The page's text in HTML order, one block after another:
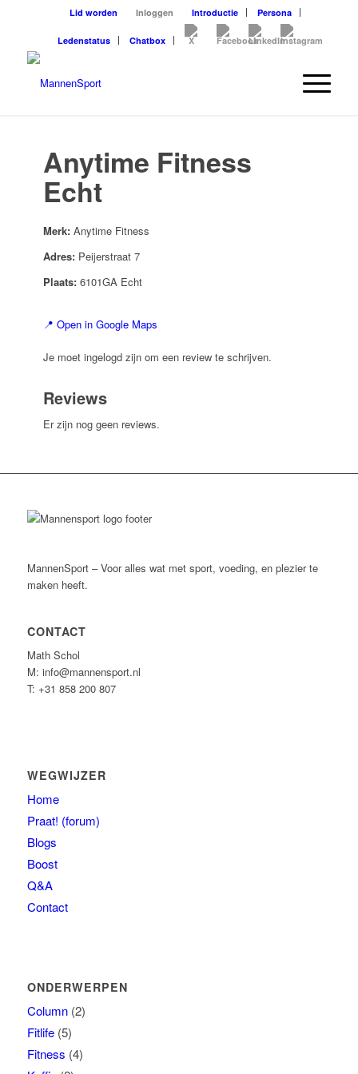
Lid worden Inloggen Introductie Persona
Ledenstatus Chatbox
Anytime Fitness
Echt
Merk:Anytime Fitness
Adres:Peijerstraat 7
Plaats:6101GA Echt
📍 Open in Google Maps
Je moet ingelogd zijn om een review te schrijven.
Reviews
Er zijn nog geen reviews.
MannenSport – Voor alles wat met sport, voeding, en plezier te
maken heeft.
CONTACT
Math Schol
M: info@mannensport.nl
T: +31 858 200 807
WEGWIJZER
Home
Praat! (forum)
Blogs
Boost
Q&A
Contact
ONDERWERPEN
Column(2)
Fitlife(5)
Fitness (4)